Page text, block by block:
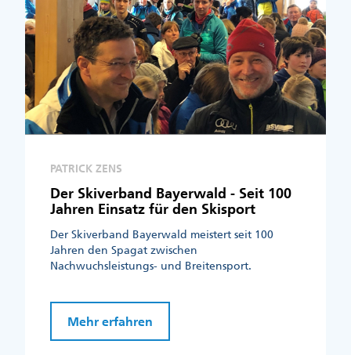
PATRICK ZENS
Der Skiverband Bayerwald - Seit 100
Jahren Einsatz für den Skisport
Der Skiverband Bayerwald meistert seit 100
Jahren den Spagat zwischen
Nachwuchsleistungs- und Breitensport.
Mehr erfahren